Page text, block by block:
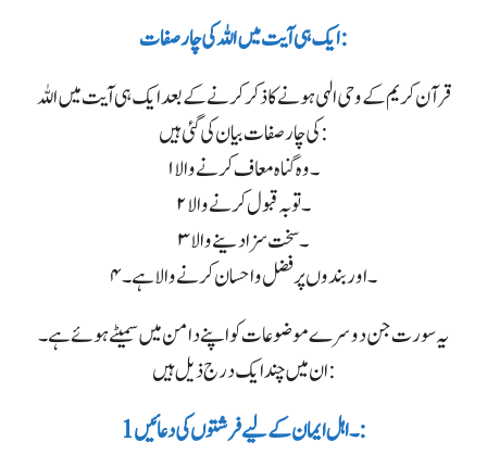
ایک ہی آیت میں اللہ کی چار صفات:
قرآن کریم کے وحی الہی ہونے کا ذکر کرنے کے بعد ایک ہی آیت میں اللہ
کی چار صفات بیان کی گئی ہیں:
۱۔ وہ گناہ معاف کرنے والا
۲۔ توبہ قبول کرنے والا
۳۔ سخت سزا دینے والا
۴۔ اور بندوں پر فضل و احسان کرنے والا ہے۔
یہ سورت جن دوسرے موضوعات کو اپنے دامن میں سمیٹے ہوئے ہے۔
ان میں چند ایک درج ذیل ہیں:
1۔ اہل ایمان کے لیے فرشتوں کی دعائیں: